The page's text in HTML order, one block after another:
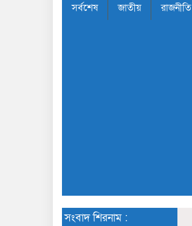
সর্বশেষ জাতীয় রাজনীতি
সংবাদ শিরনাম :